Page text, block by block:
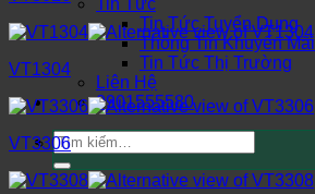
Tin Tức
Tin Tức Tuyển Dụng
Thông Tin Khuyến Mãi
Tin Tức Thị Trường
Liên Hệ
0901555580
Tìm
kiếm:
VT1304
VT3306